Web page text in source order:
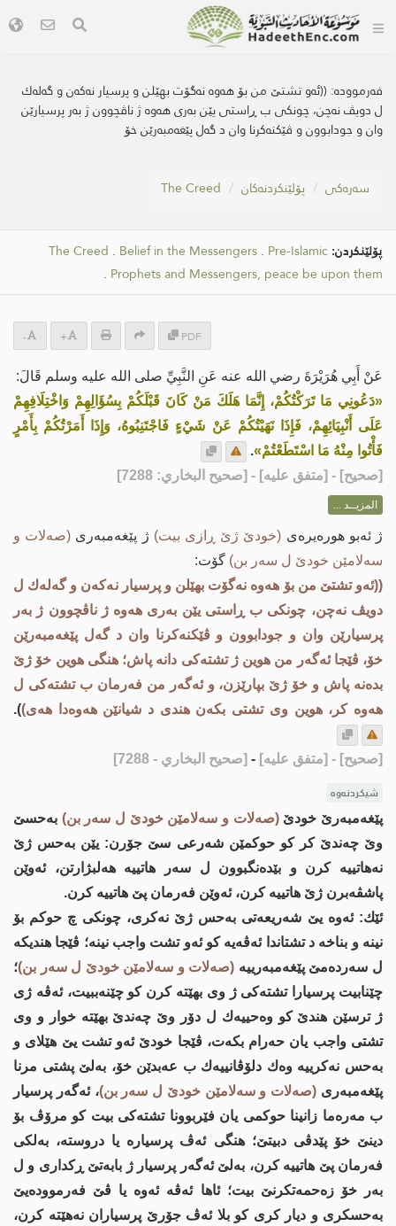
فەرموودە: ((ئه‌و تشتێ من بۆ هه‌وه‌ نه‌گۆت بهێلن و پرسیار نه‌كه‌ن و گه‌له‌ك
ل دویڤ نه‌چن، چونکی ب ڕاستی یێن به‌ری هه‌وه‌ ژ ناڤچوون ژ به‌ر پرسیارێن
وان و جودابوون و ڤێكنه‌كرنا وان د گه‌ل پێغه‌مبه‌رێن خۆ
سه‌ره‌كی پۆلێنکردنەکان The Creed
پۆلێنکردن: The Creed . Belief in the Messengers . Pre-Islamic
Prophets and Messengers, peace be upon them
.
PDF
+
-
عَنْ أَبِي هُرَيْرَةَ رضي الله عنه عَنِ النَّبِيِّ صلى الله عليه وسلم قَالَ:
«دَعُونِي مَا تَرَكْتُكُمْ، إِنَّمَا هَلَكَ مَنْ كَانَ قَبْلَكُمْ بِسُؤَالِهِمْ وَاخْتِلَافِهِمْ
عَلَى أَنْبِيَائِهِمْ، فَإِذَا نَهَيْتُكُمْ عَنْ شَيْءٍ فَاجْتَنِبُوهُ، وَإِذَا أَمَرْتُكُمْ بِأَمْرٍ
فَأْتُوا مِنْهُ مَا اسْتَطَعْتُمْ».
[صحيح] - [متفق عليه] - [صحيح البخاري: 7288]
المزيــد ...
ژ ئه‌بو هوره‌یره‌ی (خودێ ژێ ڕازی بیت) ژ پێغه‌مبه‌ری (صه‌لات و
سه‌لامێن خودێ ل سه‌ر بن) گۆت:
((ئه‌و تشتێ من بۆ هه‌وه‌ نه‌گۆت بهێلن و پرسیار نه‌كه‌ن و گه‌له‌ك ل
دویڤ نه‌چن، چونکی ب ڕاستی یێن به‌ری هه‌وه‌ ژ ناڤچوون ژ به‌ر
پرسیارێن وان و جودابوون و ڤێكنه‌كرنا وان د گه‌ل پێغه‌مبه‌رێن
خۆ، ڤێجا ئه‌گه‌ر من هوین ژ تشته‌کی دانه‌ پاش؛ هنگی هوین خۆ ژێ
بده‌نه‌ پاش و خۆ ژێ بپارێزن، و ئه‌گه‌ر من فه‌رمان ب تشته‌کی ل
هه‌وه‌ كر، هوین وی تشتی بكه‌ن هندی د شیانێن هه‌وەدا‌ هه‌ی)).
[صحيح] - [متفق عليه] - [صحيح البخاري - 7288]
شیکردنەوە
پێغه‌مبه‌رێ خودێ(صه‌لات و سه‌لامێن خودێ ل سه‌ر بن) به‌حسێ
وێ چه‌ندێ کر کو حوکمێن شه‌رعی سێ جۆرن: یێن به‌حس ژێ
نه‌هاتییه‌ کرن و بێده‌نگبوون ل سه‌ر هاتییه‌ هه‌لبژارتن، ئه‌وێن
پاشڤه‌برن ژێ هاتییه‌ كرن، ئه‌وێن فه‌رمان پێ هاتییه‌ كرن.
ئێك: ئه‌وه‌ یێ شه‌ریعه‌تی به‌حس ژێ نه‌کری، چونکی چ حوکم بۆ
نینه‌ و بناخه‌ د تشتاندا‌ ئه‌ڤه‌یه‌ كو ئه‌و تشت واجب نینه‌؛ ڤێجا هندیكه‌
ل سه‌رده‌مێ پێغه‌مبه‌رییه‌ (صه‌لات و سه‌لامێن خودێ ل سه‌ر بن)؛
چێنابیت پرسیارا تشته‌كی ژ وی بهێته‌ كرن كو چێنه‌ببیت، ئه‌ڤه‌ ژی
ژ ترسێن هندێ كو وه‌حییه‌ك ل دۆر وێ چه‌ندێ بهێته‌ خوار و وی
تشتی واجب یان حه‌رام بكه‌ت، ڤێجا خودێ ئه‌و تشت یێ هێلای و
به‌حس نه‌كرییه‌ وه‌ك دلۆڤانییه‌ك ب عه‌بدێن خۆ، به‌لێ پشتی مرنا
پێغه‌مبه‌ری (صه‌لات و سه‌لامێن خودێ ل سه‌ر بن)، ئه‌گه‌ر پرسیار
ب مه‌ره‌ما زانینا حوكمی یان فێربوونا تشته‌كی بیت كو مرۆڤ بۆ
دینێ خۆ پێدڤی دبیتێ؛ هنگی ئه‌ڤ پرسیاره‌ یا دروسته‌، به‌لكی
فه‌رمان پێ هاتییه‌ كرن، به‌لێ ئه‌گه‌ر پرسیار ژ بابه‌تێ ڕكداری و ل
به‌ر خۆ زه‌حمه‌تكرنێ بیت؛ ئاها ئه‌ڤه‌ ئه‌وه‌ یا ڤێ فه‌رمووده‌یێ
به‌حسكری و دیار كری كو بلا ئه‌ڤ جۆرێ پرسیاران نه‌هێته‌ كرن،